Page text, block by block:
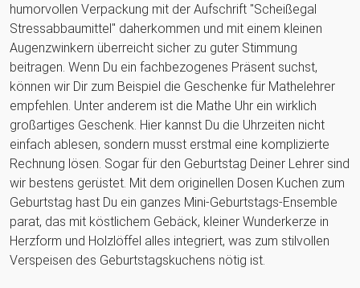
humorvollen Verpackung mit der Aufschrift "Scheißegal
Stressabbaumittel" daherkommen und mit einem kleinen
Augenzwinkern überreicht sicher zu guter Stimmung
beitragen. Wenn Du ein fachbezogenes Präsent suchst,
können wir Dir zum Beispiel die Geschenke für Mathelehrer
empfehlen. Unter anderem ist die Mathe Uhr ein wirklich
großartiges Geschenk. Hier kannst Du die Uhrzeiten nicht
einfach ablesen, sondern musst erstmal eine komplizierte
Rechnung lösen. Sogar für den Geburtstag Deiner Lehrer sind
wir bestens gerüstet. Mit dem originellen Dosen Kuchen zum
Geburtstag hast Du ein ganzes Mini-Geburtstags-Ensemble
parat, das mit köstlichem Gebäck, kleiner Wunderkerze in
Herzform und Holzlöffel alles integriert, was zum stilvollen
Verspeisen des Geburtstagskuchens nötig ist.